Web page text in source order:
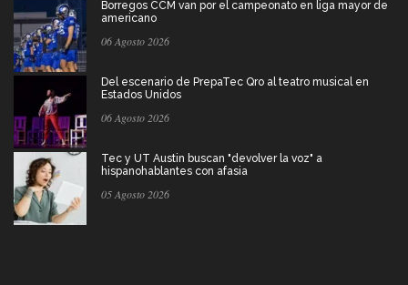
Borregos CCM van por el campeonato en liga mayor de
americano
06 Agosto 2026
Del escenario de PrepaTec Qro al teatro musical en
Estados Unidos
06 Agosto 2026
Tec y UT Austin buscan "devolver la voz" a
hispanohablantes con afasia
05 Agosto 2026